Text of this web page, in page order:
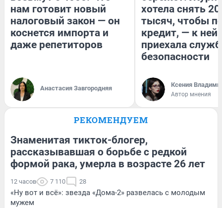
нам готовит новый
налоговый закон — он
коснется импорта и
даже репетиторов
Анастасия Завгородняя
хотела снять
тысяч, чтобы
кредит, — к
приехала
безопасности
Ксения
Автор мнения
РЕКОМЕНДУЕМ
Знаменитая тикток-блогер,
рассказывавшая о борьбе с редкой
формой рака, умерла в возрасте 26 лет
12 часов 7 110 28
«Ну вот и всё»: звезда «Дома-2» развелась с молодым
мужем